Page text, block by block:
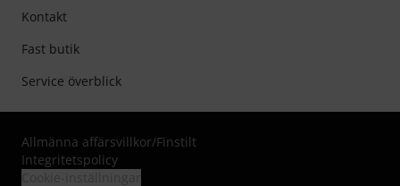
Kontakt
Fast butik
Service överblick
Allmänna affärsvillkor/Finstilt
Integritetspolicy